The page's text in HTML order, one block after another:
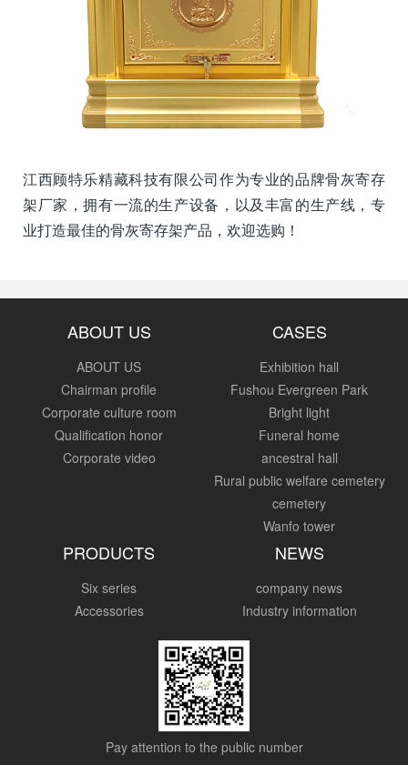
江西顾特乐精藏科技有限公司作为专业的品牌骨灰寄存
架厂家，拥有一流的生产设备，以及丰富的生产线，专
业打造最佳的骨灰寄存架产品，欢迎选购！
ABOUT US
ABOUT US
Chairman profile
Corporate culture room
Qualification honor
Corporate video
CASES
Exhibition hall
Fushou Evergreen Park
Bright light
Funeral home
ancestral hall
Rural public welfare cemetery
cemetery
Wanfo tower
PRODUCTS
Six series
Accessories
NEWS
company news
Industry information
Pay attention to the public number